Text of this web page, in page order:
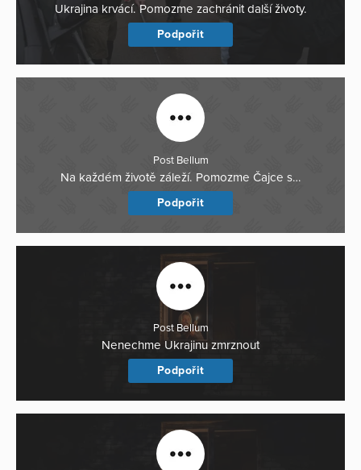
Ukrajina krvácí. Pomozme zachránit další životy.
Podpořit
Post Bellum
Na každém životě záleží. Pomozme Čajce s…
Podpořit
Post Bellum
Nenechme Ukrajinu zmrznout
Podpořit